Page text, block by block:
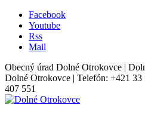
Facebook
Youtube
Rss
Mail
Obecný úrad Dolné Otrokovce |
Dolné Otrokovce | Telefón: +421
407 551